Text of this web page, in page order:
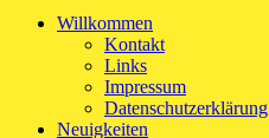
Willkommen
Kontakt
Links
Impressum
Datenschutzerklärung
Neuigkeiten